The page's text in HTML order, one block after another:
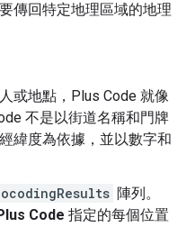
傳回特定地理區域的地理
或地點，Plus Code 就像
不是以街道名稱和門牌
緯度為依據，並以數字和
陣列。
Code 指定的每個位置